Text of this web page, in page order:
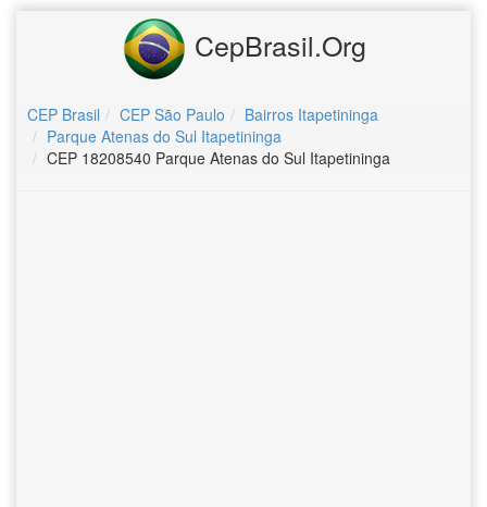
CepBrasil.Org
CEP Brasil CEP São Paulo
Bairros Itapetininga
Parque Atenas do Sul Itapetininga
CEP 18208540 Parque Atenas do Sul Itapetininga